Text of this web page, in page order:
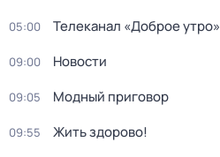
05:00 Телеканал «Доброе утро»
09:00 Новости
09:05 Модный приговор
09:55 Жить здорово!